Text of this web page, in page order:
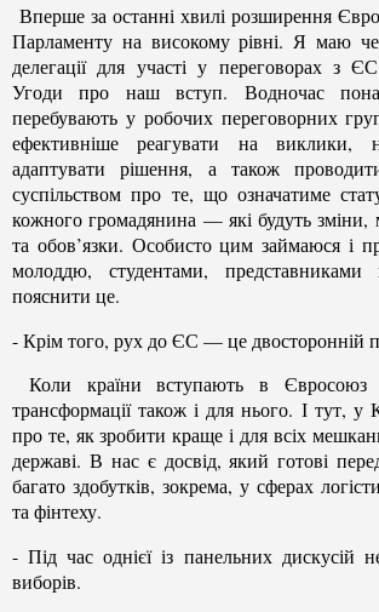
Вперше за останні хвилі розширення
Парламенту на високому рівні. Я маю
делегації для участі у переговорах з
Угоди про наш вступ. Водночас
перебувають у робочих переговорних
ефективніше реагувати на виклики,
адаптувати рішення, а також
суспільством про те, що означатиме
кожного громадянина — які будуть зміни,
та обов’язки. Особисто цим займаюся і
молоддю, студентами,
пояснити це.
- Крім того, рух до ЄС — це двосторонній
Коли країни вступають в
трансформації також і для нього. І тут,
про те, як зробити краще і для всіх
державі. В нас є досвід, який готові
багато здобутків, зокрема, у сферах
та фінтеху.
- Під час однієї із панельних дискусій
виборів.